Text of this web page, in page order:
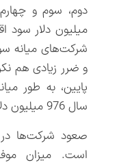
میلیون دلار سود
شرکت‌های میانه
پایین، به طور
سال 976 میلیون دلار ضرر کرده است.
صعود شرکت‌ها
است. میزان